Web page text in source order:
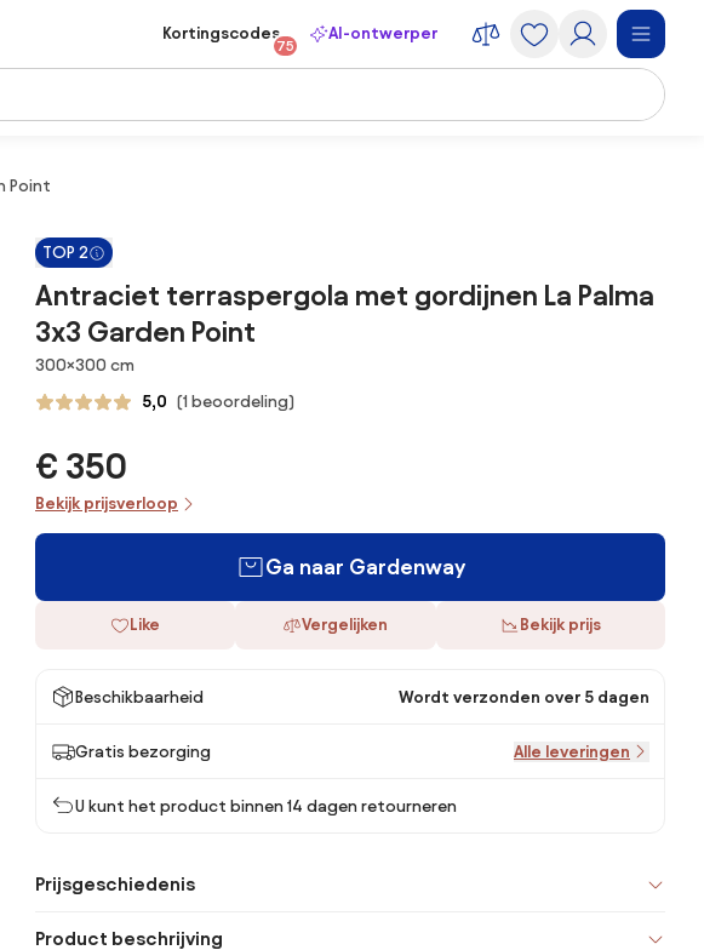
Kortingscodes
75
AI-ontwerper
Point
TOP 2
Antraciet terraspergola met gordijnen La Palma
3x3 Garden Point
Afmetingen
300×300 cm
5,0 (1 beoordeling)
€ 350
Bekijk prijsverloop
Ga naar Gardenway
Like Vergelijken Bekijk prijs
Beschikbaarheid Wordt verzonden over 5 dagen
Gratis bezorging Alle leveringen
U kunt het product binnen 14 dagen retourneren
Prijsgeschiedenis
Product beschrijving